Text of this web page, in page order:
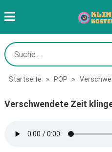
Startseite » POP »
Verschwendete Zeit